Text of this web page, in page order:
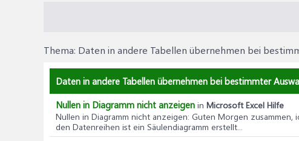
Thema: Daten in andere Tabellen übernehmen bei
Daten in andere Tabellen übernehmen bei bestimmter
Nullen in Diagramm nicht anzeigen in Microsoft Excel Hilfe
Nullen in Diagramm nicht anzeigen: Guten Morgen zusammen,
den Datenreihen ist ein Säulendiagramm erstellt...